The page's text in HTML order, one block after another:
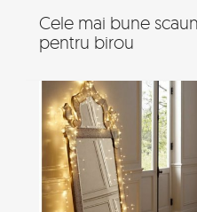
Cele mai bune
pentru birou